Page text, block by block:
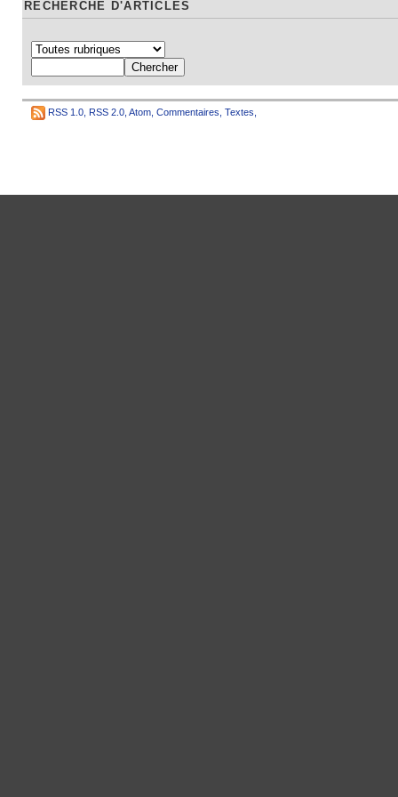
RECHERCHE D'ARTICLES
RSS 1.0 RSS 2.0 Atom Commentaires Textes